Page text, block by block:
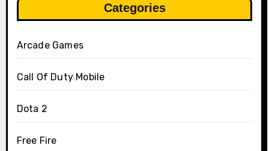
Categories
Arcade Games
Call Of Duty Mobile
Dota 2
Free Fire